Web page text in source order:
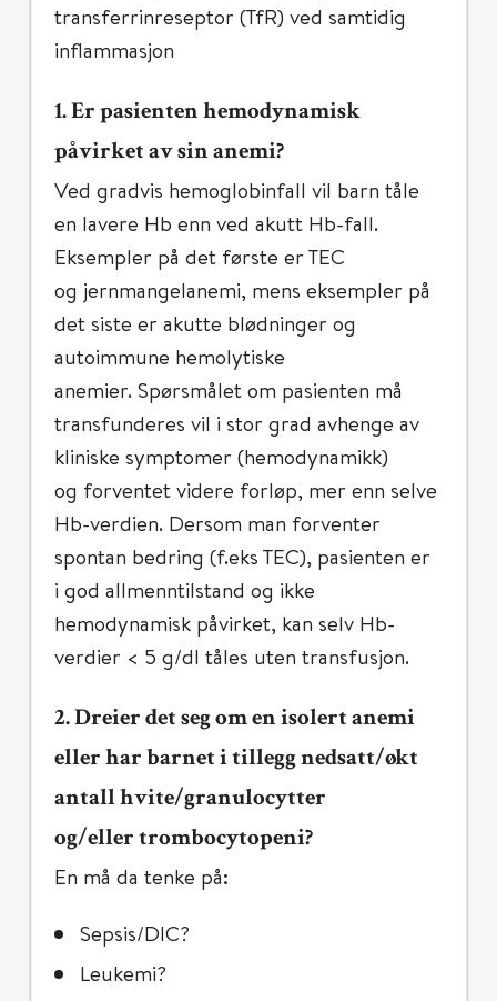
transferrinreseptor (TfR) ved samtidig
inflammasjon
1. Er pasienten hemodynamisk
påvirket av sin anemi?
Ved gradvis hemoglobinfall vil barn tåle
en lavere Hb enn ved akutt Hb-fall.
Eksempler på det første er TEC
og jernmangelanemi, mens eksempler på
det siste er akutte blødninger og
autoimmune hemolytiske
anemier. Spørsmålet om pasienten må
transfunderes vil i stor grad avhenge av
kliniske symptomer (hemodynamikk)
og forventet videre forløp, mer enn selve
Hb-verdien. Dersom man forventer
spontan bedring (f.eks TEC), pasienten er
i god allmenntilstand og ikke
hemodynamisk påvirket, kan selv Hb-
verdier < 5 g/dl tåles uten transfusjon.
2. Dreier det seg om en isolert anemi
eller har barnet i tillegg nedsatt/økt
antall hvite/granulocytter
og/eller trombocytopeni?
En må da tenke på:
Sepsis/DIC?
Leukemi?